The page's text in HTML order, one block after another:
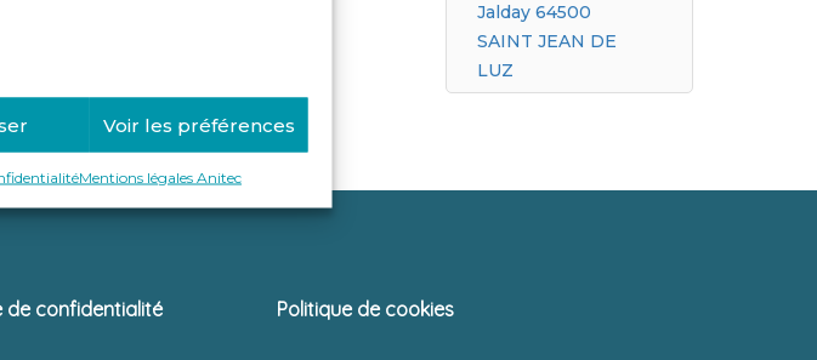
Voir les préférences
Mentions légales Anitec
Jalday 64500
SAINT JEAN DE
LUZ
de confidentialité Politique de cookies